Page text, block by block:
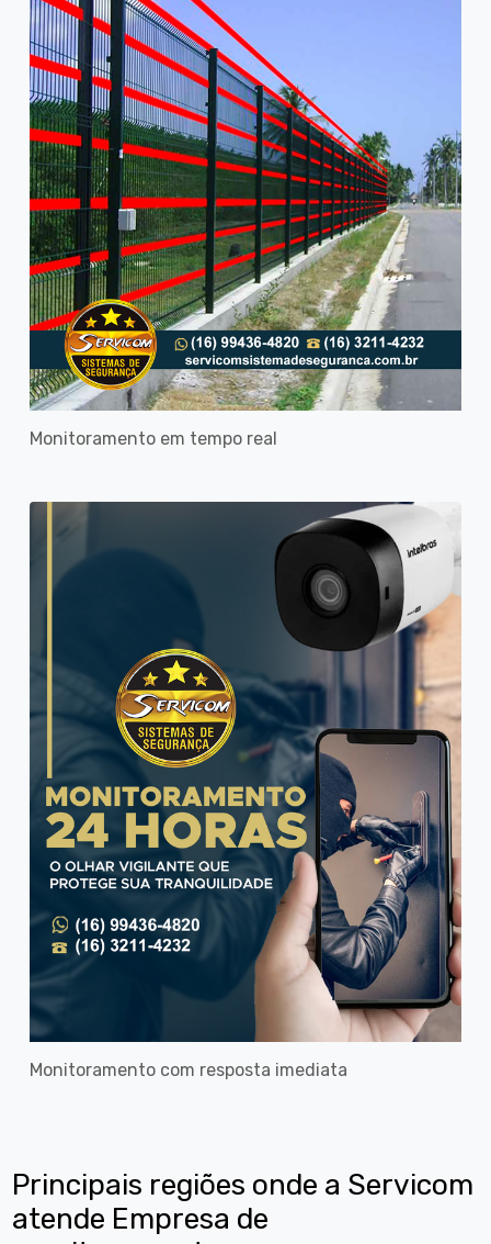
Monitoramento em tempo real
Monitoramento com resposta imediata
Principais regiões onde a Servicom
atende Empresa de